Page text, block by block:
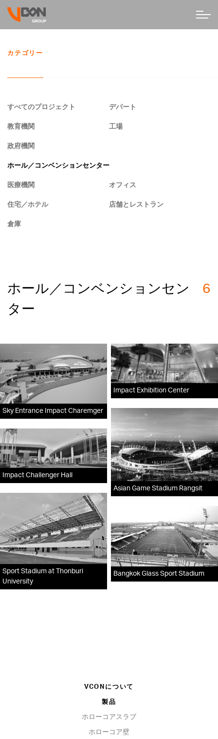
カテゴリー
すべてのプロジェクト デパート
教育機関 工場
政府機関
ホール／コンベンションセンター
医療機関 オフィス
住宅／ホテル 店舗とレストラン
倉庫
ホール／コンベンションセン
ター
6
Sky Entrance Impact Charemger
Impact Exhibition Center
Asian Game Stadium Rangsit
Impact Challenger Hall
Sport Stadium at Thonburi
University
Bangkok Glass Sport Stadium
VCONについて
製品
ホローコアスラブ
ホローコア壁